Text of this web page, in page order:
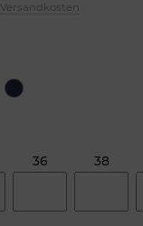
Versandkosten
36 38